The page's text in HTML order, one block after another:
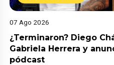
07 Ago 2026
¿Terminaron? Diego
Gabriela Herrera y
pódcast